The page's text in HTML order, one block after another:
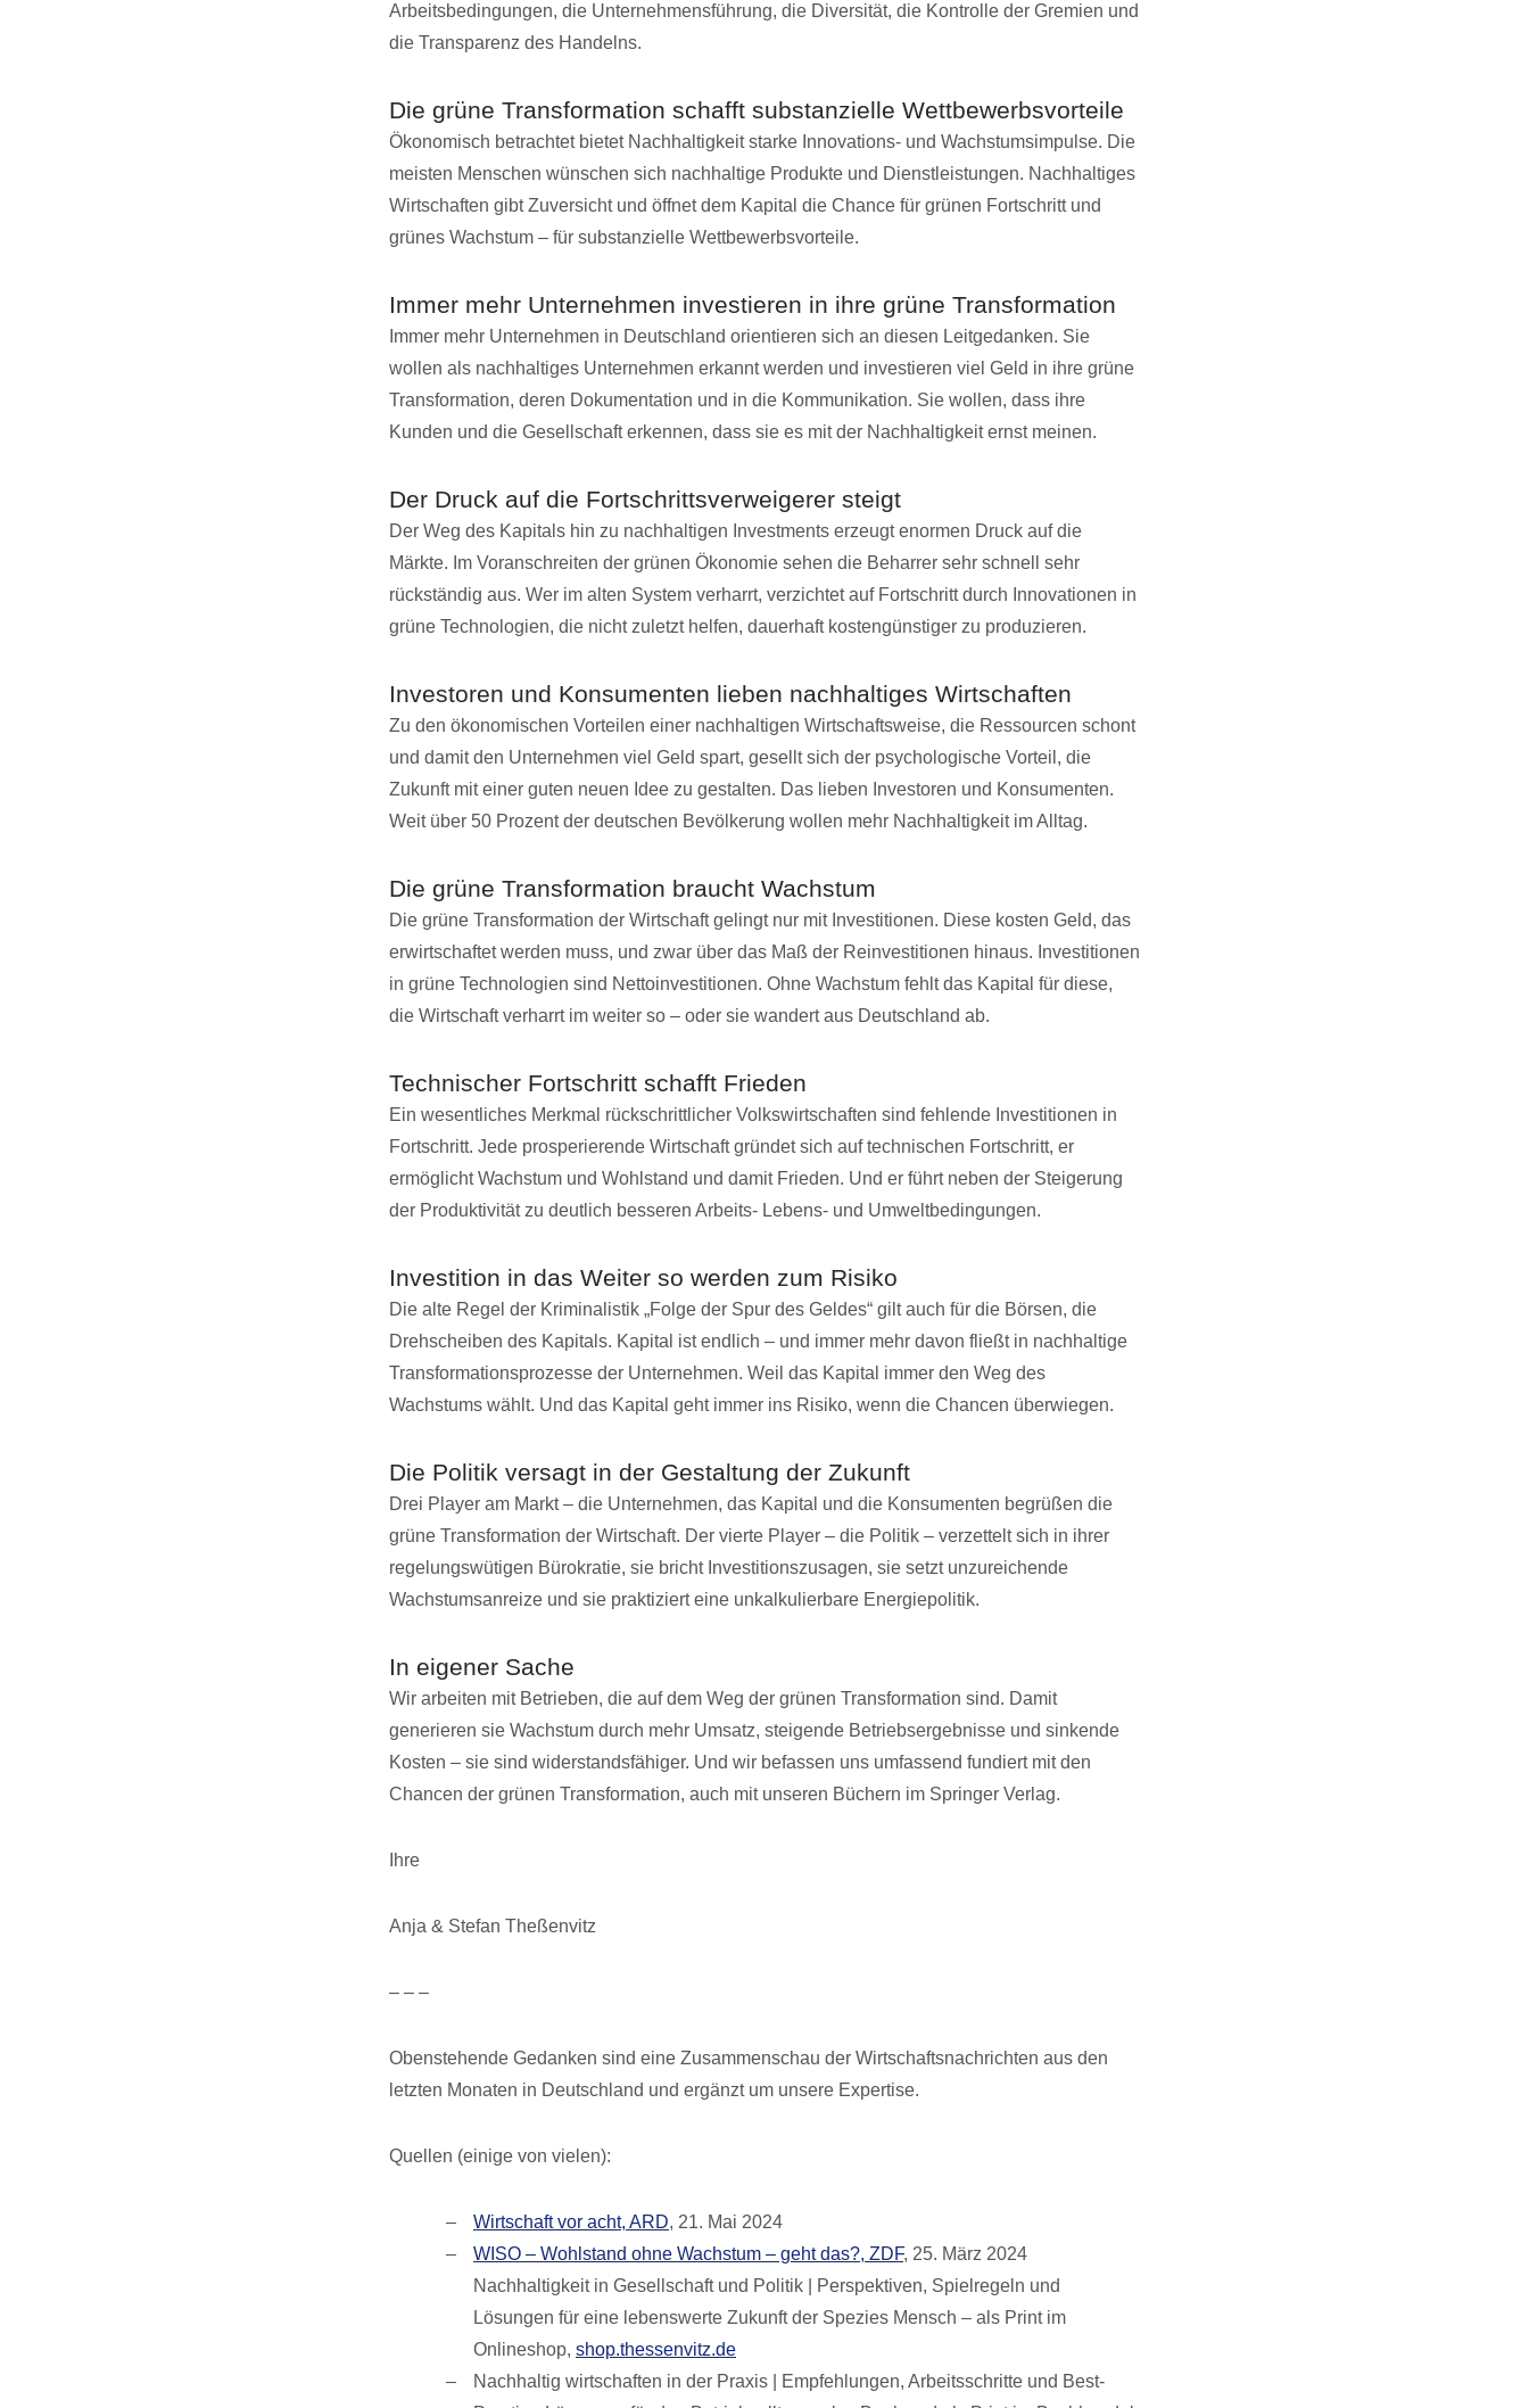
Arbeitsbedingungen, die Unternehmensführung, die Diversität, die Kontrolle der Gremien und
die Transparenz des Handelns.
Die grüne Transformation schafft substanzielle Wettbewerbsvorteile
Ökonomisch betrachtet bietet Nachhaltigkeit starke Innovations- und Wachstumsimpulse. Die
meisten Menschen wünschen sich nachhaltige Produkte und Dienstleistungen. Nachhaltiges
Wirtschaften gibt Zuversicht und öffnet dem Kapital die Chance für grünen Fortschritt und
grünes Wachstum – für substanzielle Wettbewerbsvorteile.
Immer mehr Unternehmen investieren in ihre grüne Transformation
Immer mehr Unternehmen in Deutschland orientieren sich an diesen Leitgedanken. Sie
wollen als nachhaltiges Unternehmen erkannt werden und investieren viel Geld in ihre grüne
Transformation, deren Dokumentation und in die Kommunikation. Sie wollen, dass ihre
Kunden und die Gesellschaft erkennen, dass sie es mit der Nachhaltigkeit ernst meinen.
Der Druck auf die Fortschrittsverweigerer steigt
Der Weg des Kapitals hin zu nachhaltigen Investments erzeugt enormen Druck auf die
Märkte. Im Voranschreiten der grünen Ökonomie sehen die Beharrer sehr schnell sehr
rückständig aus. Wer im alten System verharrt, verzichtet auf Fortschritt durch Innovationen in
grüne Technologien, die nicht zuletzt helfen, dauerhaft kostengünstiger zu produzieren.
Investoren und Konsumenten lieben nachhaltiges Wirtschaften
Zu den ökonomischen Vorteilen einer nachhaltigen Wirtschaftsweise, die Ressourcen schont
und damit den Unternehmen viel Geld spart, gesellt sich der psychologische Vorteil, die
Zukunft mit einer guten neuen Idee zu gestalten. Das lieben Investoren und Konsumenten.
Weit über 50 Prozent der deutschen Bevölkerung wollen mehr Nachhaltigkeit im Alltag.
Die grüne Transformation braucht Wachstum
Die grüne Transformation der Wirtschaft gelingt nur mit Investitionen. Diese kosten Geld, das
erwirtschaftet werden muss, und zwar über das Maß der Reinvestitionen hinaus. Investitionen
in grüne Technologien sind Nettoinvestitionen. Ohne Wachstum fehlt das Kapital für diese,
die Wirtschaft verharrt im weiter so – oder sie wandert aus Deutschland ab.
Technischer Fortschritt schafft Frieden
Ein wesentliches Merkmal rückschrittlicher Volkswirtschaften sind fehlende Investitionen in
Fortschritt. Jede prosperierende Wirtschaft gründet sich auf technischen Fortschritt, er
ermöglicht Wachstum und Wohlstand und damit Frieden. Und er führt neben der Steigerung
der Produktivität zu deutlich besseren Arbeits- Lebens- und Umweltbedingungen.
Investition in das Weiter so werden zum Risiko
Die alte Regel der Kriminalistik „Folge der Spur des Geldes“ gilt auch für die Börsen, die
Drehscheiben des Kapitals. Kapital ist endlich – und immer mehr davon fließt in nachhaltige
Transformationsprozesse der Unternehmen. Weil das Kapital immer den Weg des
Wachstums wählt. Und das Kapital geht immer ins Risiko, wenn die Chancen überwiegen.
Die Politik versagt in der Gestaltung der Zukunft
Drei Player am Markt – die Unternehmen, das Kapital und die Konsumenten begrüßen die
grüne Transformation der Wirtschaft. Der vierte Player – die Politik – verzettelt sich in ihrer
regelungswütigen Bürokratie, sie bricht Investitionszusagen, sie setzt unzureichende
Wachstumsanreize und sie praktiziert eine unkalkulierbare Energiepolitik.
In eigener Sache
Wir arbeiten mit Betrieben, die auf dem Weg der grünen Transformation sind. Damit
generieren sie Wachstum durch mehr Umsatz, steigende Betriebsergebnisse und sinkende
Kosten – sie sind widerstandsfähiger. Und wir befassen uns umfassend fundiert mit den
Chancen der grünen Transformation, auch mit unseren Büchern im Springer Verlag.
Ihre
Anja & Stefan Theßenvitz
– – –
Obenstehende Gedanken sind eine Zusammenschau der Wirtschaftsnachrichten aus den
letzten Monaten in Deutschland und ergänzt um unsere Expertise.
Quellen (einige von vielen):
Wirtschaft vor acht, ARD, 21. Mai 2024
WISO – Wohlstand ohne Wachstum – geht das?, ZDF, 25. März 2024
Nachhaltigkeit in Gesellschaft und Politik | Perspektiven, Spielregeln und
Lösungen für eine lebenswerte Zukunft der Spezies Mensch – als Print im
Onlineshop, shop.thessenvitz.de
Nachhaltig wirtschaften in der Praxis | Empfehlungen, Arbeitsschritte und Best-